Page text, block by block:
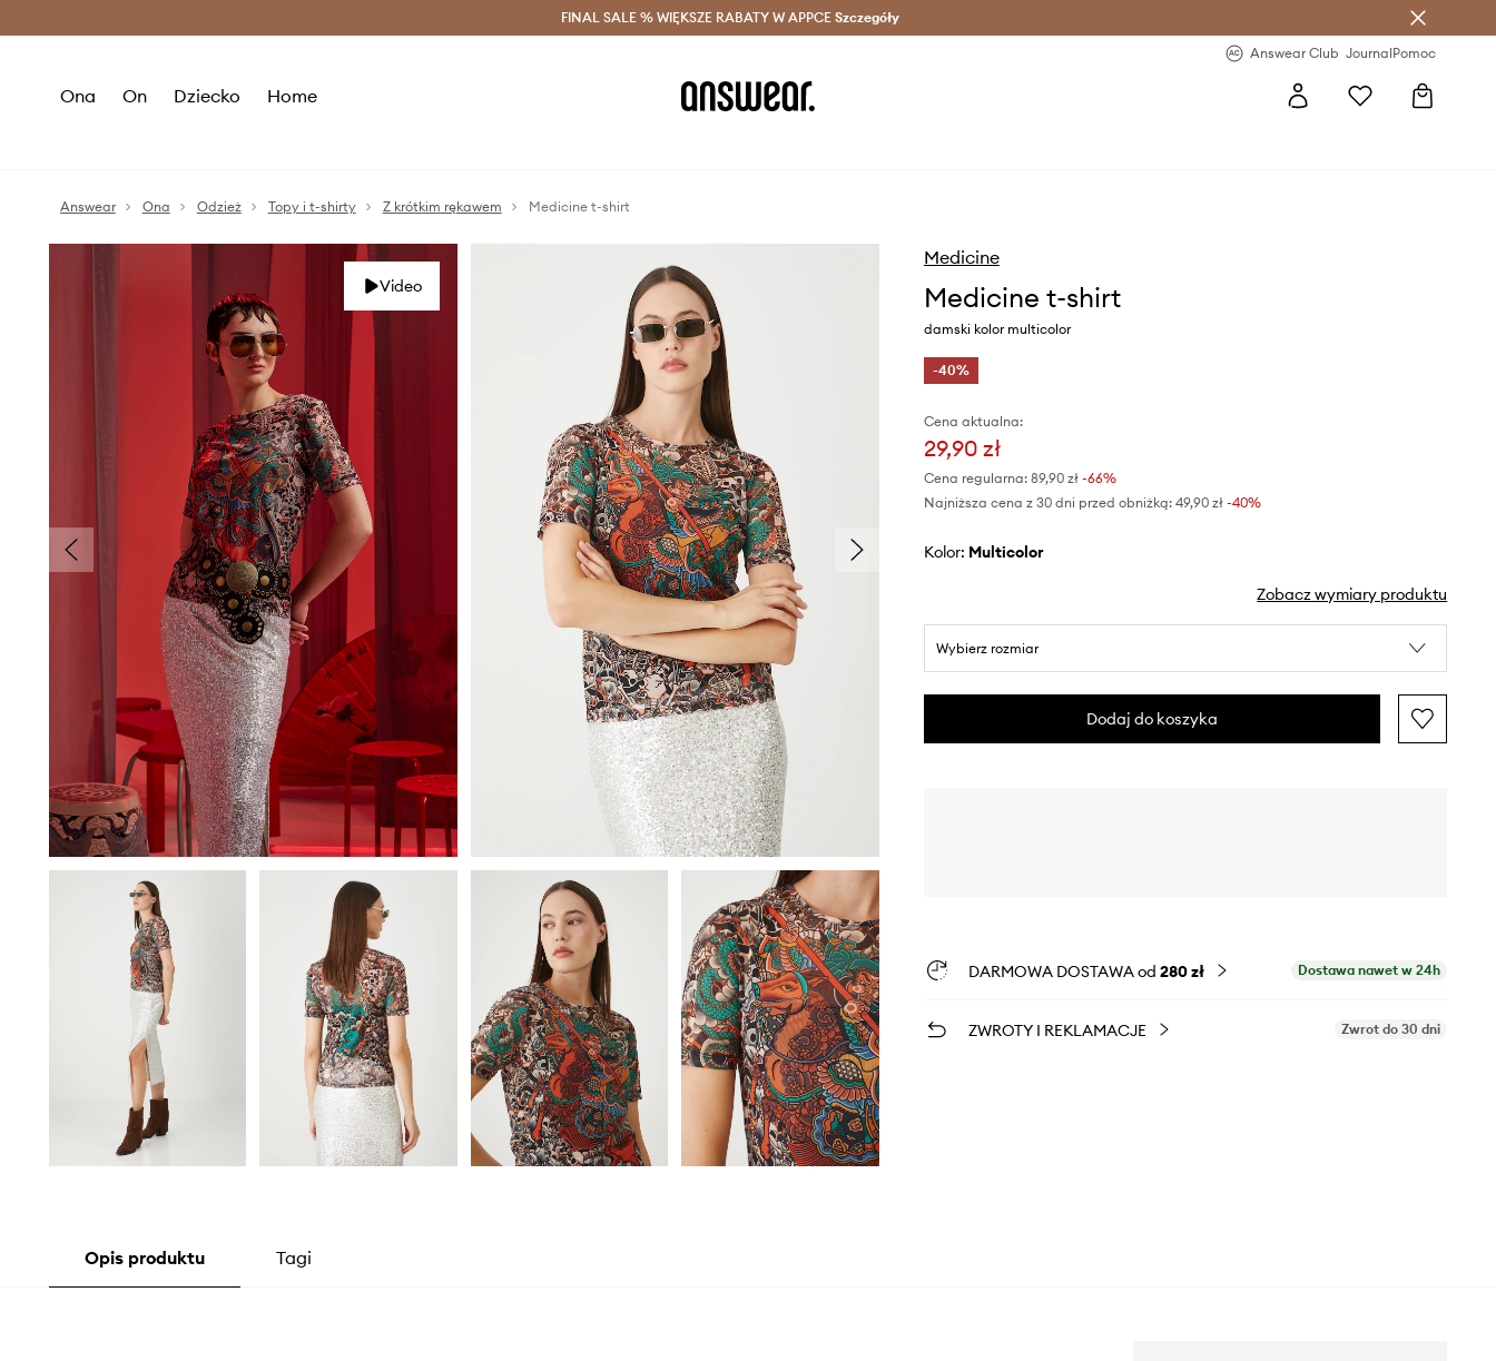
Oszczędzaj z Answear Club > Dostawa nawet w 24h >
FINAL SALE % WIĘKSZE RABATY W APPCE Szczegóły
Answear Club JournalPomoc
Ona On Dziecko Home
Answear Ona Odzież Topy i t-shirty Z krótkim rękawem Medicine t-shirt
Video
Medicine
Medicine t-shirt
damski kolor multicolor
-40%
Cena aktualna:
29,90 zł
Cena regularna: 89,90 zł-66%
Najniższa cena z 30 dni przed obniżką: 49,90 zł -40%
Kolor: multicolor
Zobacz wymiary produktu
Wybierz rozmiar
Dodaj do koszyka
DARMOWA DOSTAWA od 280 zł Dostawa nawet w 24h
ZWROTY I REKLAMACJE Zwrot do 30 dni
Opis produktu Tagi